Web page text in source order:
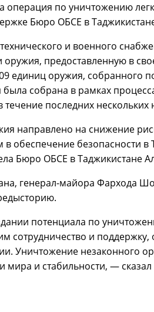
по уничтожению
Бюро ОБСЕ в
и военного
оружия, предоставленную в
единиц оружия, собранного
собрана в рамках
последних нескольких
направлено на снижение
обеспечение безопасности
Бюро ОБСЕ в Таджикистане
генерал-майора Фархода
потенциала по
сотрудничество и
Уничтожение незаконного
и стабильности, — сказал